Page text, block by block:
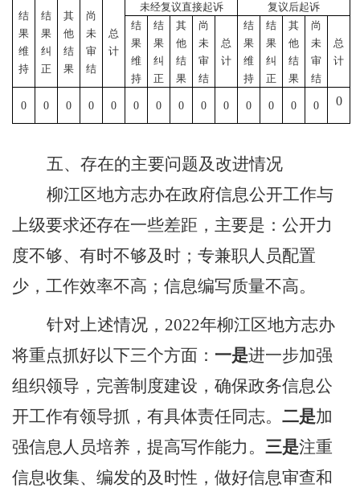
结
果
维
持
结
果
纠
正
其
他
结
果
尚
未
审
结
总
计
未经复议直接起诉
复议后起诉
结
果
维
持
结
果
纠
正
其
他
结
果
尚
未
审
结
总
计
结
果
维
持
结
果
纠
正
其
他
结
果
尚
未
审
结
总
计
0 0 0 0 0 0 0 0 0 0 0 0 0 0 0
五、存在的主要问题及改进情况
柳江区地方志办在政府信息公开工作与
上级要求还存在一些差距， 主要是： 公开力
度不够、有时不够及时 ； 专兼职人员配置
少，工作效率不高；信息编写质量不高。
针对上述情况， 2022年柳江区地方志办
将重点抓好以下三个方面： 一是进一步加强
组织领导 ，完善制度建设 ，确保政务信息公
开工作有领导抓，有具体责任同志。 二是加
强信息人员培养，提高写作能力 。 三是注重
信息收集、编发的及时性，做好信息审查和